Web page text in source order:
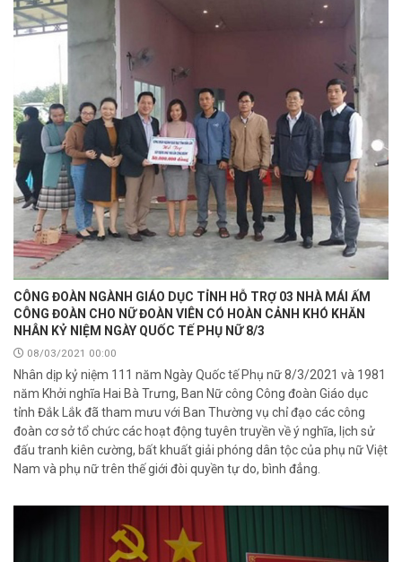
CÔNG ĐOÀN NGÀNH GIÁO DỤC TỈNH HỖ TRỢ 03 NHÀ MÁI ẤM
CÔNG ĐOÀN CHO NỮ ĐOÀN VIÊN CÓ HOÀN CẢNH KHÓ KHĂN
NHÂN KỶ NIỆM NGÀY QUỐC TẾ PHỤ NỮ 8/3
08/03/2021 00:00
Nhân dịp kỷ niệm 111 năm Ngày Quốc tế Phụ nữ 8/3/2021 và 1981
năm Khởi nghĩa Hai Bà Trưng, Ban Nữ công Công đoàn Giáo dục
tỉnh Đắk Lắk đã tham mưu với Ban Thường vụ chỉ đạo các công
đoàn cơ sở tổ chức các hoạt động tuyên truyền về ý nghĩa, lịch sử
đấu tranh kiên cường, bất khuất giải phóng dân tộc của phụ nữ Việt
Nam và phụ nữ trên thế giới đòi quyền tự do, bình đẳng.